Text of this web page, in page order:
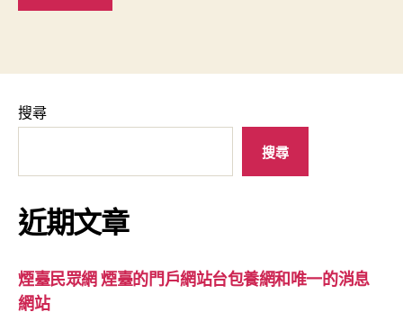
搜尋
搜尋
近期文章
煙臺民眾網 煙臺的門戶網站台包養網和唯一的消息
網站